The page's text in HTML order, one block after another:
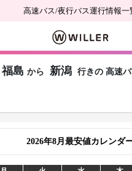
高速バス/夜行バス運行情報一
福島 から 新潟 行きの 高速
2026年8月最安値カレンダ